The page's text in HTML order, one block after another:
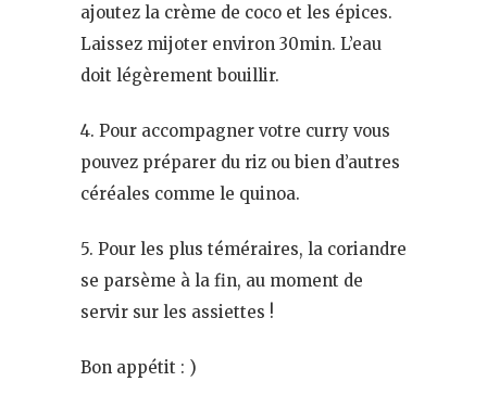
ajoutez la crème de coco et les épices.
Laissez mijoter environ 30min. L’eau
doit légèrement bouillir.
4. Pour accompagner votre curry vous
pouvez préparer du riz ou bien d’autres
céréales comme le quinoa.
5. Pour les plus téméraires, la coriandre
se parsème à la fin, au moment de
servir sur les assiettes !
Bon appétit : )